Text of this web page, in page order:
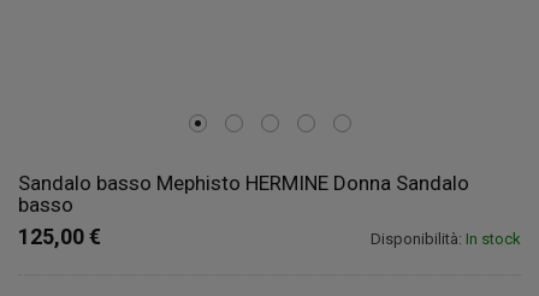
Sandalo basso Mephisto HERMINE Donna Sandalo
basso
Disponibilità: In stock
125,00 €